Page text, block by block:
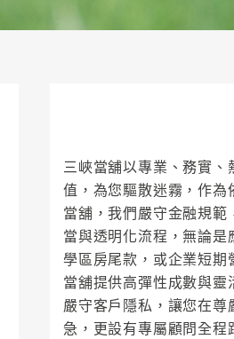
三峽當舖以專業、務實、
值，為您驅散迷霧，作為
當舖，我們嚴守金融規範
當與透明化流程，無論是
學區房尾款，或企業短期
當舖提供高彈性成數與靈
嚴守客戶隱私，讓您在尊
急，更設有專屬顧問全程